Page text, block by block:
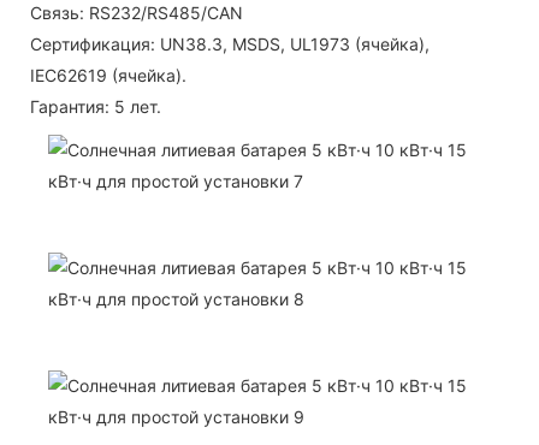
Связь: RS232/RS485/CAN
Сертификация: UN38.3, MSDS, UL1973 (ячейка),
IEC62619 (ячейка).
Гарантия: 5 лет.